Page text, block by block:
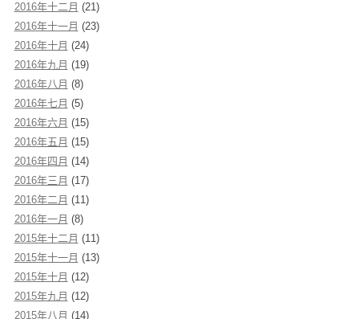
2016年十二月 (21)
2016年十一月 (23)
2016年十月 (24)
2016年九月 (19)
2016年八月 (8)
2016年七月 (5)
2016年六月 (15)
2016年五月 (15)
2016年四月 (14)
2016年三月 (17)
2016年二月 (11)
2016年一月 (8)
2015年十二月 (11)
2015年十一月 (13)
2015年十月 (12)
2015年九月 (12)
2015年八月 (14)